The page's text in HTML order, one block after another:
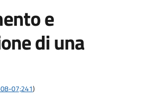
e
di una
07;241)